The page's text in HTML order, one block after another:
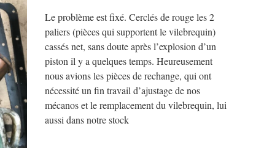
Le problème est fixé. Cerclés de rouge les 2
paliers (pièces qui supportent le vilebrequin)
cassés net, sans doute après l’explosion d’un
piston il y a quelques temps. Heureusement
nous avions les pièces de rechange, qui ont
nécessité un fin travail d’ajustage de nos
mécanos et le remplacement du vilebrequin, lui
aussi dans notre stock